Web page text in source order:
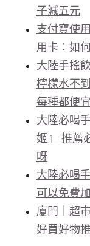
子減五元
支付寶使
用卡：如
大陸手搖
檸檬水不
每種都便
大陸必喝
姬』 推薦
呀
大陸必喝
可以免費
廈門｜超
好買好物